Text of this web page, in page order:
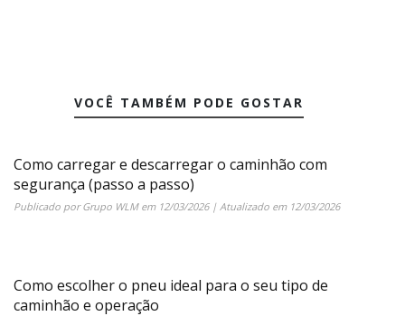
VOCÊ TAMBÉM PODE GOSTAR
Como carregar e descarregar o caminhão com
segurança (passo a passo)
Publicado porGrupo WLMem 12/03/2026| Atualizado em 12/03/2026
Como escolher o pneu ideal para o seu tipo de
caminhão e operação